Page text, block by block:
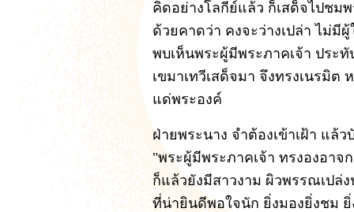
คิดอย่างโลกีย์แล้ว ก็เสด็จไปชม
ด้วยคาดว่า คงจะว่างเปล่า ไม่มี
พบเห็นพระผู้มีพระภาคเจ้า ประ
เขมาเทวีเสด็จมา จึงทรงเนรมิ
แด่พระองค์
ฝ่ายพระนาง จำต้องเข้าเฝ้า แล้
"พระผู้มีพระภาคเจ้า ทรงองอาจ
ก็แล้วยังมีสาวงาม ผิวพรรณเปล่
ที่น่ายินดีพอใจนัก ยิ่งมองยิ่งชม ยิ่